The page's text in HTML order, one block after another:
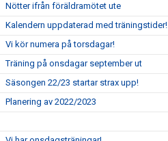
Nötter ifrån föräldramötet ute
Kalendern uppdaterad med träningstider!
Vi kör numera på torsdagar!
Träning på onsdagar september ut
Säsongen 22/23 startar strax upp!
Planering av 2022/2023